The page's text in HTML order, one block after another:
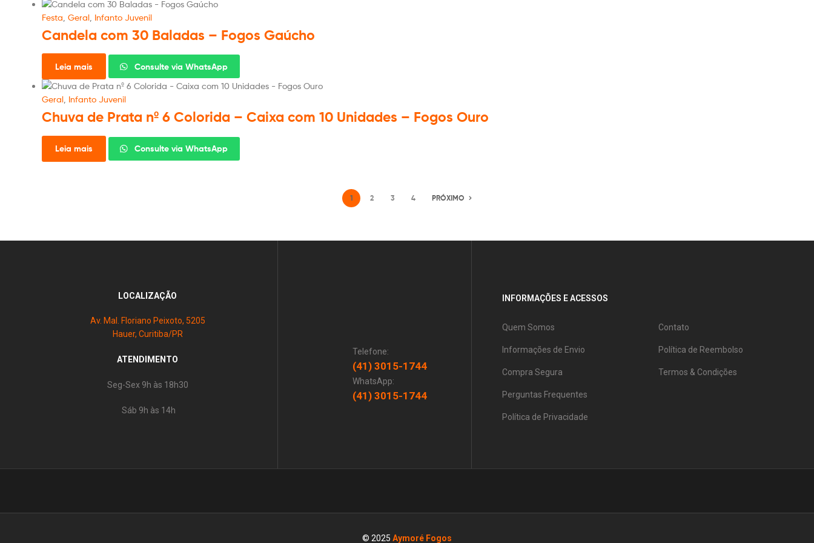
Festa Geral Infanto Juvenil
Candela com 30 Baladas – Fogos Gaúcho
Leia mais Consulte via WhatsApp
Geral Infanto Juvenil
Chuva de Prata nº 6 Colorida – Caixa com 10 Unidades – Fogos Ouro
Leia mais Consulte via WhatsApp
1 2 3 4 PRÓXIMO
LOCALIZAÇÃO
Av. Mal. Floriano Peixoto, 5205
Hauer, Curitiba/PR
ATENDIMENTO
Seg-Sex 9h às 18h30
Sáb 9h às 14h
Telefone:
(41) 3015-1744
WhatsApp:
(41) 3015-1744
INFORMAÇÕES E ACESSOS
Quem Somos
Informações de Envio
Compra Segura
Perguntas Frequentes
Política de Privacidade
Contato
Política de Reembolso
Termos & Condições
© 2025 Aymoré Fogos